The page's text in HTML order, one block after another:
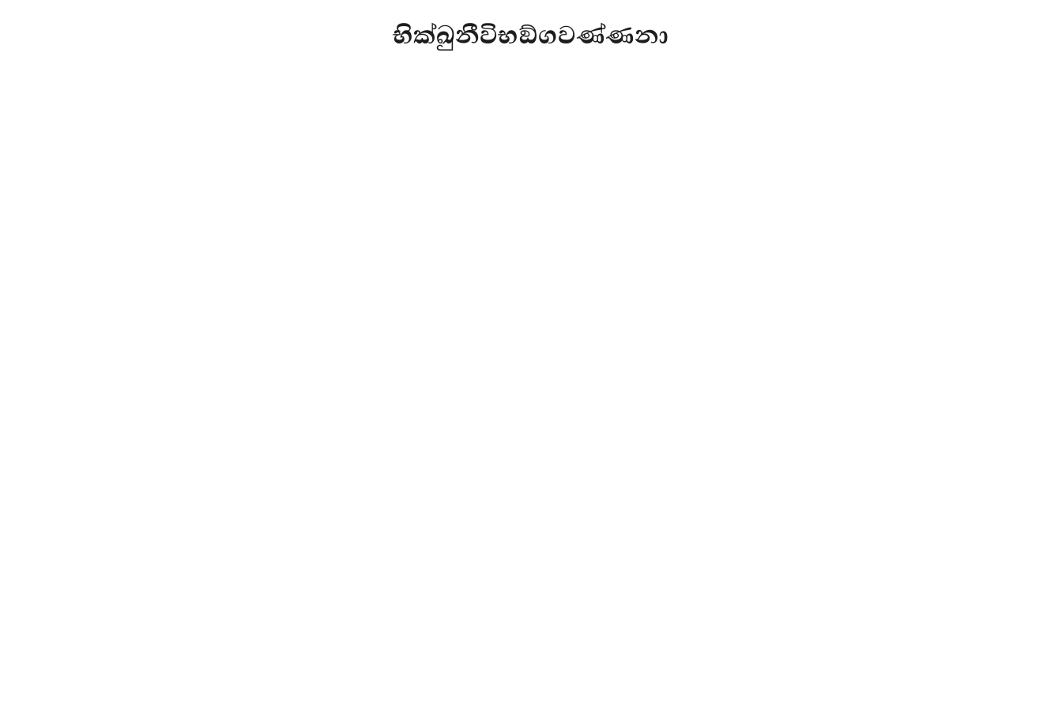
භික්ඛුනීවිභඞ්ගවණ්ණනා